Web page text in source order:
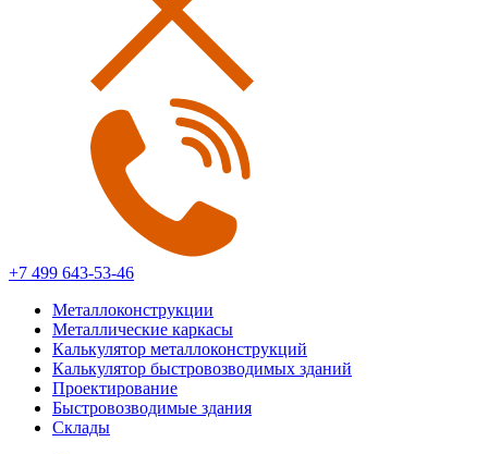
+7 499 643-53-46
Металлоконструкции
Металлические каркасы
Калькулятор металлоконструкций
Калькулятор быстровозводимых зданий
Проектирование
Быстровозводимые здания
Склады